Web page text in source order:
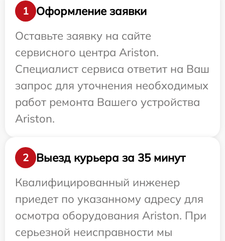
1
Оформление заявки
Оставьте заявку на сайте
сервисного центра Ariston.
Специалист сервиса ответит на Ваш
запрос для уточнения необходимых
работ ремонта Вашего устройства
Ariston.
2
Выезд курьера за 35 минут
Квалифицированный инженер
приедет по указанному адресу для
осмотра оборудования Ariston. При
серьезной неисправности мы